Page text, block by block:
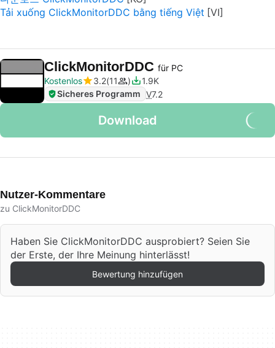
Tải xuống ClickMonitorDDC bằng tiếng Việt
ClickMonitorDDC für PC
Kostenlos
3.2 11
1.9K
Sicheres Programm V7.2
Download
Nutzer-Kommentare
zu ClickMonitorDDC
Haben Sie ClickMonitorDDC ausprobiert? Seien Sie
der Erste, der Ihre Meinung hinterlässt!
Bewertung hinzufügen